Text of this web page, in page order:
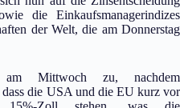
die Einkaufsmanagerindizes
der Welt, die am Donnerstag
am Mittwoch zu, nachdem
die USA und die EU kurz vor